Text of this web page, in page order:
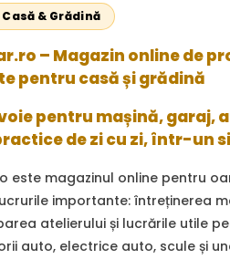
Casă & Grădină
– Magazin online de
pentru casă și grădină
pentru mașină, garaj,
de zi cu zi, într-un
este magazinul online pentru
importante: întreținerea
atelierului și lucrările utile
auto, electrice auto, scule și